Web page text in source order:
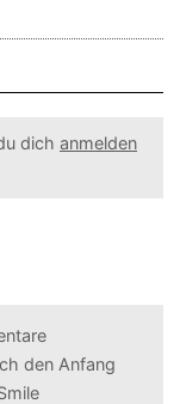
dich anmelden
den Anfang